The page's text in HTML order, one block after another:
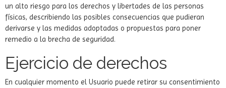
un alto riesgo para los derechos y libertades de las personas
físicas, describiendo las posibles consecuencias que pudieran
derivarse y las medidas adoptadas o propuestas para poner
remedio a la brecha de seguridad.
Ejercicio de derechos
En cualquier momento el Usuario puede retirar su consentimiento